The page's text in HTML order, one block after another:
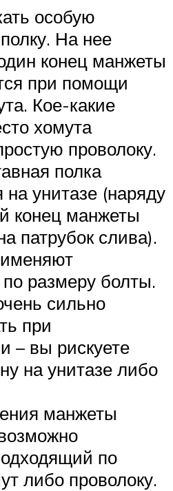
особую
На нее
конец манжеты
при помощи
Кое-какие
хомута
проволоку.
полка
на унитазе (наряду
конец манжеты
патрубок слива).
размеру болты.
сильно
при
– вы рискуете
на унитазе либо
манжеты
по
либо проволоку.